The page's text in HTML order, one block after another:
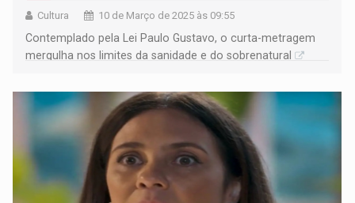
Cultura 10 de Março de 2025 às 09:55
Contemplado pela Lei Paulo Gustavo, o curta-metragem
mergulha nos limites da sanidade e do sobrenatural